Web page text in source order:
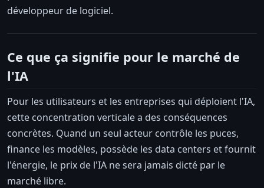
développeur de logiciel.
Ce que ça signifie pour le marché de
l'IA
Pour les utilisateurs et les entreprises qui déploient l'IA,
cette concentration verticale a des conséquences
concrètes. Quand un seul acteur contrôle les puces,
finance les modèles, possède les data centers et fournit
l'énergie, le prix de l'IA ne sera jamais dicté par le
marché libre.